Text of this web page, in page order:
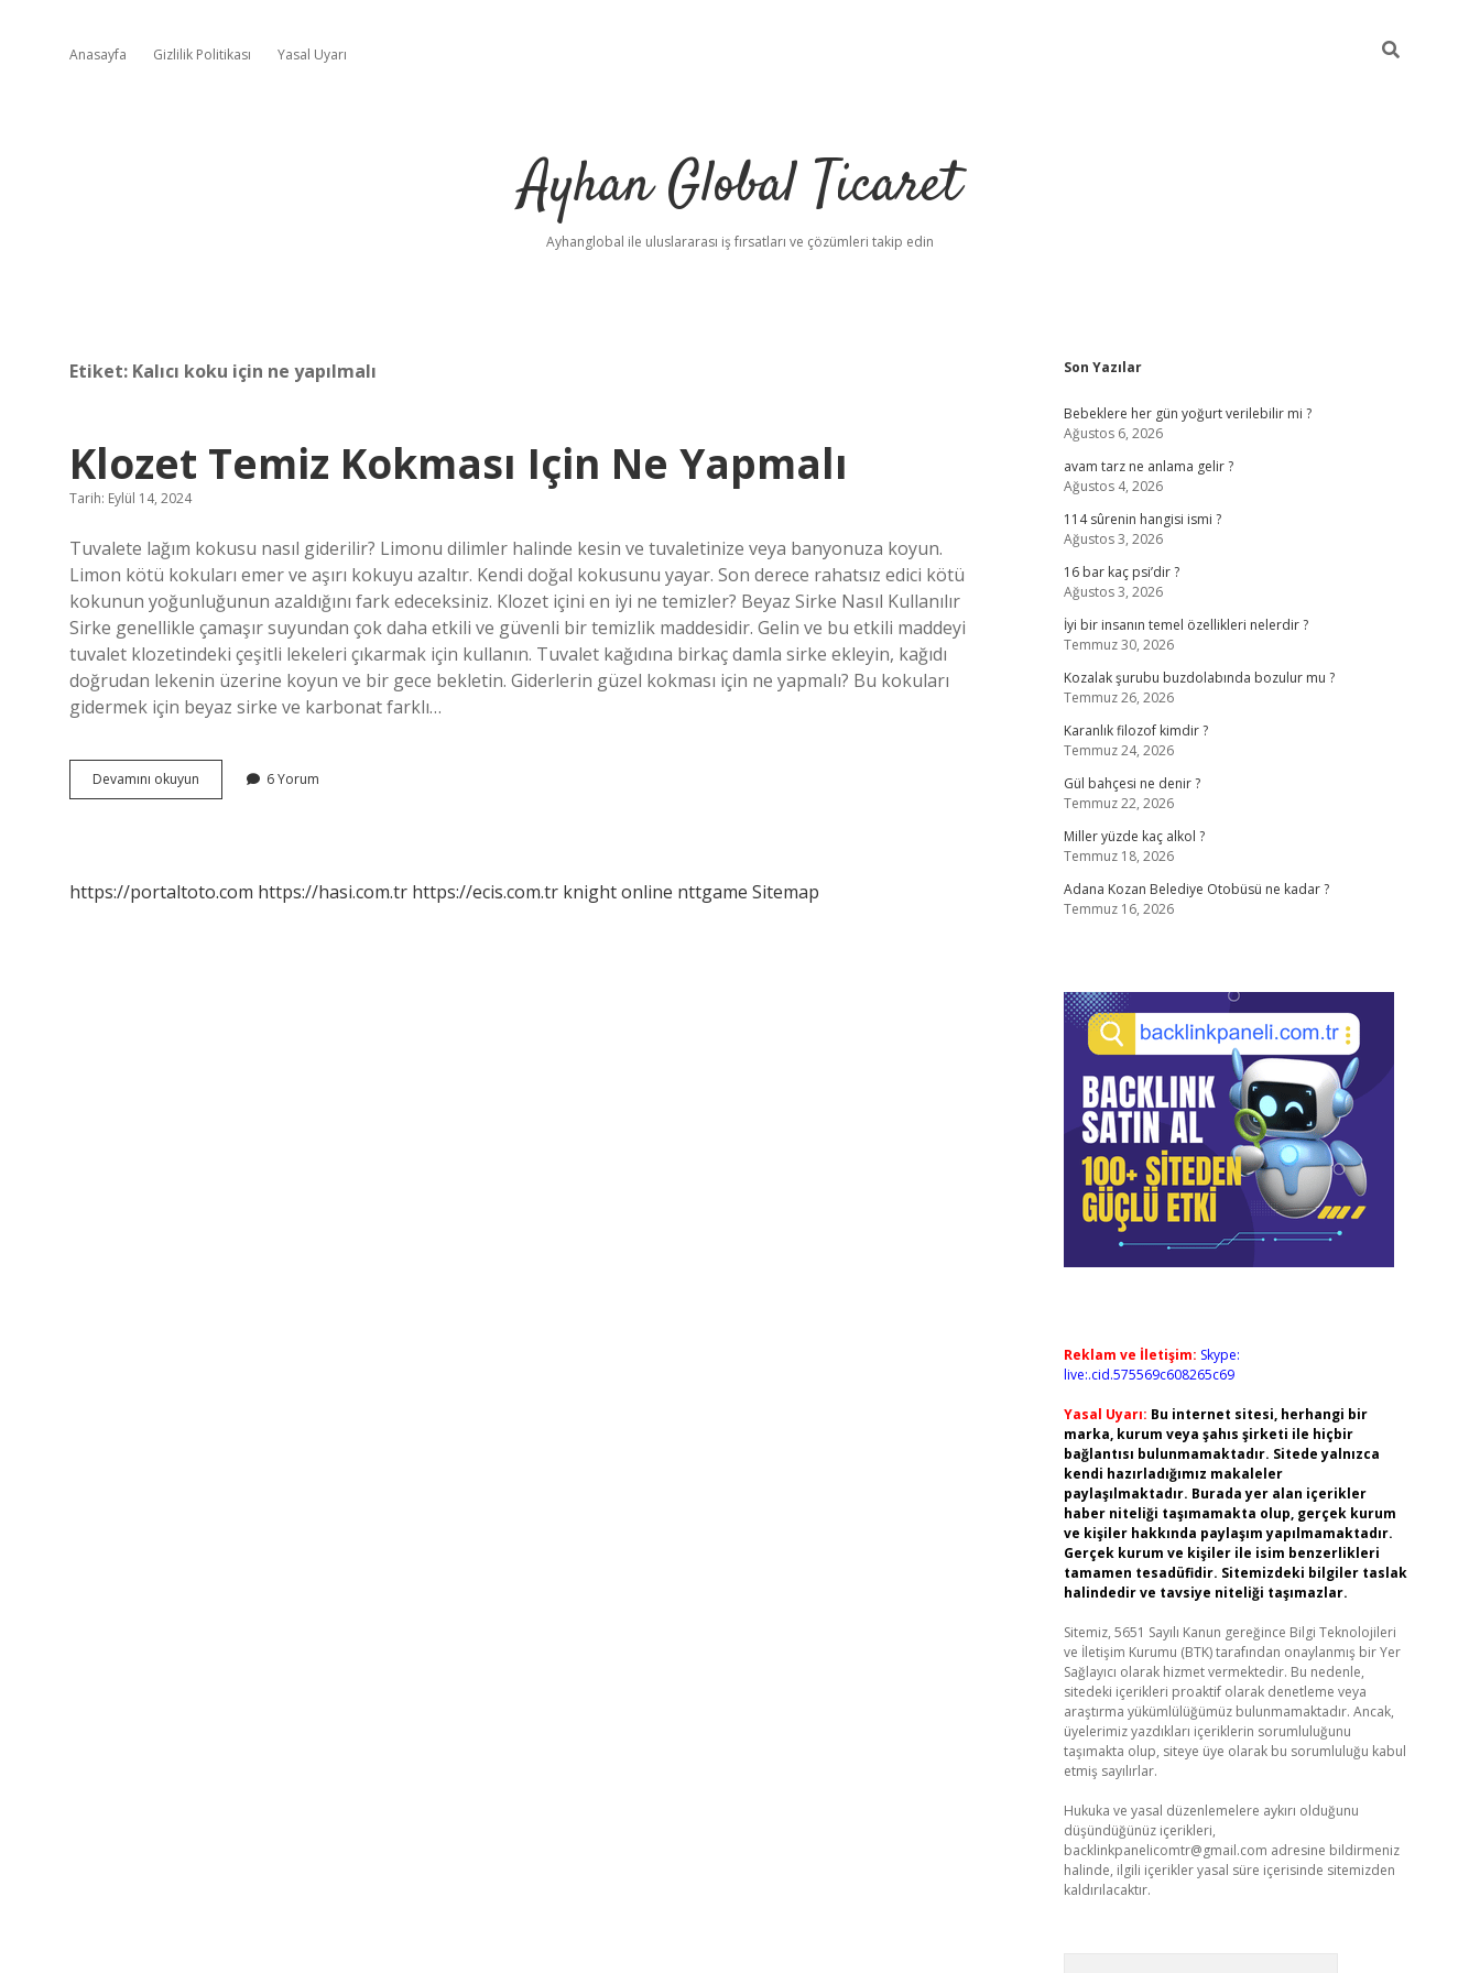
Anasayfa Gizlilik Politikası Yasal Uyarı
Ayhan Global Ticaret
Ayhanglobal ile uluslararası iş fırsatları ve çözümleri takip edin
Etiket: Kalıcı koku için ne yapılmalı
Klozet Temiz Kokması Için Ne Yapmalı
Tarih: Eylül 14, 2024
Tuvalete lağım kokusu nasıl giderilir? Limonu dilimler halinde kesin ve tuvaletinize veya banyonuza koyun.
Limon kötü kokuları emer ve aşırı kokuyu azaltır. Kendi doğal kokusunu yayar. Son derece rahatsız edici kötü
kokunun yoğunluğunun azaldığını fark edeceksiniz. Klozet içini en iyi ne temizler? Beyaz Sirke Nasıl Kullanılır
Sirke genellikle çamaşır suyundan çok daha etkili ve güvenli bir temizlik maddesidir. Gelin ve bu etkili maddeyi
tuvalet klozetindeki çeşitli lekeleri çıkarmak için kullanın. Tuvalet kağıdına birkaç damla sirke ekleyin, kağıdı
doğrudan lekenin üzerine koyun ve bir gece bekletin. Giderlerin güzel kokması için ne yapmalı? Bu kokuları
gidermek için beyaz sirke ve karbonat farklı…
Devamını okuyun
Temiz
6 Yorum
https://portaltoto.com https://hasi.com.tr https://ecis.com.tr knight online nttgame Sitemap
Sidebar
Son Yazılar
Bebeklere her gün yoğurt verilebilir mi ?
Ağustos 6, 2026
avam tarz ne anlama gelir ?
Ağustos 4, 2026
114 sûrenin hangisi ismi ?
Ağustos 3, 2026
16 bar kaç psi’dir ?
Ağustos 3, 2026
İyi bir insanın temel özellikleri nelerdir ?
Temmuz 30, 2026
Kozalak şurubu buzdolabında bozulur mu ?
Temmuz 26, 2026
Karanlık filozof kimdir ?
Temmuz 24, 2026
Gül bahçesi ne denir ?
Temmuz 22, 2026
Miller yüzde kaç alkol ?
Temmuz 18, 2026
Adana Kozan Belediye Otobüsü ne kadar ?
Temmuz 16, 2026
Reklam ve İletişim: Skype:
live:.cid.575569c608265c69
Yasal Uyarı: Bu internet sitesi, herhangi bir
marka, kurum veya şahıs şirketi ile hiçbir
bağlantısı bulunmamaktadır. Sitede yalnızca
kendi hazırladığımız makaleler
paylaşılmaktadır. Burada yer alan içerikler
haber niteliği taşımamakta olup, gerçek kurum
ve kişiler hakkında paylaşım yapılmamaktadır.
Gerçek kurum ve kişiler ile isim benzerlikleri
tamamen tesadüfidir. Sitemizdeki bilgiler taslak
halindedir ve tavsiye niteliği taşımazlar.
Sitemiz, 5651 Sayılı Kanun gereğince Bilgi Teknolojileri
ve İletişim Kurumu (BTK) tarafından onaylanmış bir Yer
Sağlayıcı olarak hizmet vermektedir. Bu nedenle,
sitedeki içerikleri proaktif olarak denetleme veya
araştırma yükümlülüğümüz bulunmamaktadır. Ancak,
üyelerimiz yazdıkları içeriklerin sorumluluğunu
taşımakta olup, siteye üye olarak bu sorumluluğu kabul
etmiş sayılırlar.
Hukuka ve yasal düzenlemelere aykırı olduğunu
düşündüğünüz içerikleri,
backlinkpanelicomtr@gmail.com adresine bildirmeniz
halinde, ilgili içerikler yasal süre içerisinde sitemizden
kaldırılacaktır.